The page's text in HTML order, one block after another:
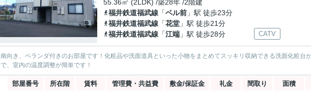
55.36㎡ (2LDK) /築28年 /2階建
福井鉄道福武線 「ベル前 」駅 徒歩23分
福井鉄道福武線 「花堂 」駅 徒歩21分
福井鉄道福武線 「江端 」駅 徒歩28分 CATV
南向き、ベランダ付きのお部屋です！化粧品や洗面道具といった小物をまとめてスッキリ収納できる洗面化粧台
で、室内の温度調整が簡単です！
部屋番号 所在階 賃料 管理費・共益費 敷金/保証金 礼金 間取り 面積